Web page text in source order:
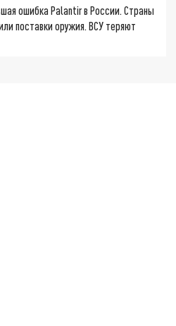
ошибка Palantir в России. Страны
поставки оружия. ВСУ теряют